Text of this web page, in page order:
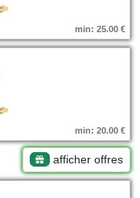
min: 25.00 €
min: 20.00 €
afficher offres